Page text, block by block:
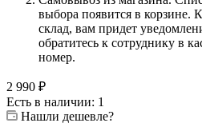
выбора появится в корзине.
склад, вам придет
обратитесь к сотруднику в
номер.
2 990 ₽
Есть в наличии: 1
Нашли дешевле?